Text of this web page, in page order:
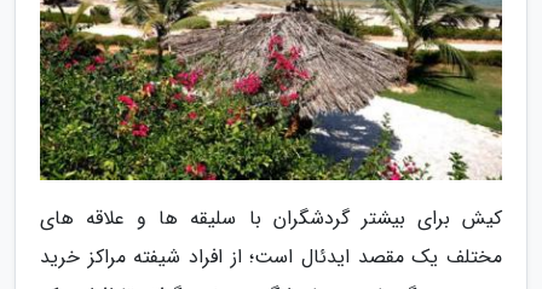
کیش برای بیشتر گردشگران با سلیقه ها و علاقه های
مختلف یک مقصد ایدئال است؛ از افراد شیفته مراکز خرید